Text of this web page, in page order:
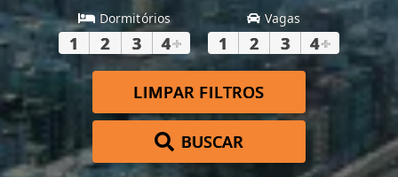
Dormitórios
1 2 3 4+
Vagas
1 2 3 4+
LIMPAR FILTROS
BUSCAR